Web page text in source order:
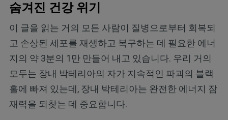
숨겨진 건강 위기
이 글을 읽는 거의 모든 사람이 질병으로부터 회복되
고 손상된 세포를 재생하고 복구하는 데 필요한 에너
지의 약 3분의 1만 만들어 내고 있습니다. 우리 거의
모두는 장내 박테리아의 자가 지속적인 파괴의 블랙
홀에 빠져 있는데, 장내 박테리아는 완전한 에너지 잠
재력을 되찾는 데 중요합니다.